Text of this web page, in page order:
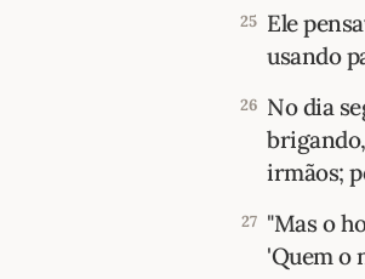
25 Ele
usando
26 No dia
irmãos;
27 "Mas o
'Quem o